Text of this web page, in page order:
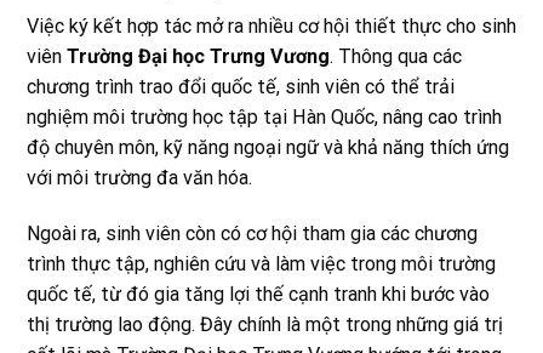
Việc ký kết hợp tác mở ra nhiều cơ hội thiết thực cho sinh
viên Trường Đại học Trưng Vương. Thông qua các
chương trình trao đổi quốc tế, sinh viên có thể trải
nghiệm môi trường học tập tại Hàn Quốc, nâng cao trình
độ chuyên môn, kỹ năng ngoại ngữ và khả năng thích ứng
với môi trường đa văn hóa.
Ngoài ra, sinh viên còn có cơ hội tham gia các chương
trình thực tập, nghiên cứu và làm việc trong môi trường
quốc tế, từ đó gia tăng lợi thế cạnh tranh khi bước vào
thị trường lao động. Đây chính là một trong những giá trị